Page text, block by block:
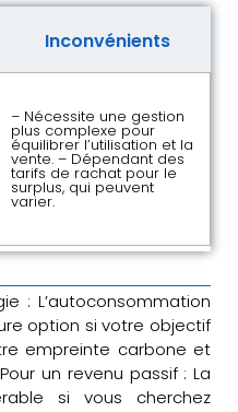
Inconvénients
– Nécessite une gestion
plus complexe pour
équilibrer l’utilisation et la
vente. – Dépendant des
tarifs de rachat pour le
surplus, qui peuvent
varier.
: L’autoconsommation
option si votre objectif
empreinte carbone et
un revenu passif : La
si vous cherchez